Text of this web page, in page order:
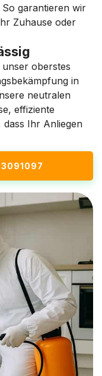
So garantieren wir
Zuhause oder
oberstes
in
neutralen
effiziente
Ihr Anliegen